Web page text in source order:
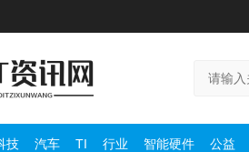
技 汽车 TI 行业 智能硬件 公益